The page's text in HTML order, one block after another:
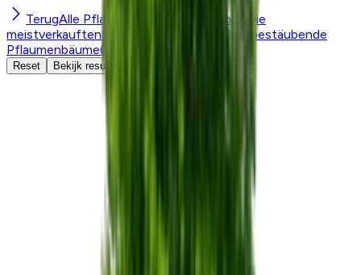
TerugAlle Pflaumenbäume anzeigen
Die
meistverkauften Pflaumenbäume
Selbstbestäubende
Pflaumenbäume(
Reset Bekijk resultaten (0)